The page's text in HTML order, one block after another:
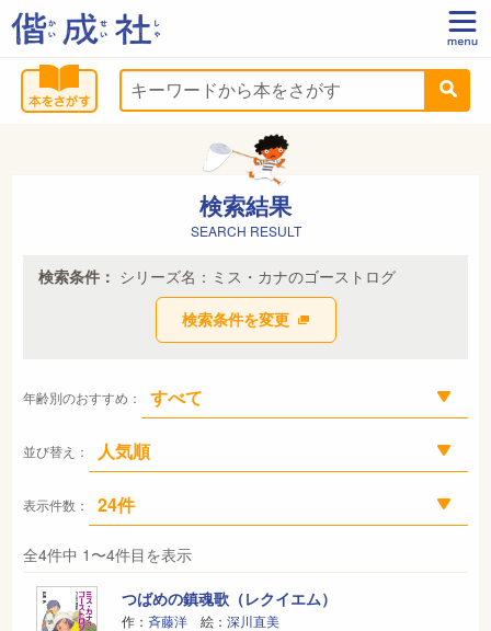
検索結果
SEARCH RESULT
検索条件： シリーズ名：ミス・カナのゴーストログ
検索条件を変更
年齢別のおすすめ：
並び替え：
表示件数：
全4件中 1〜4件目を表示
つばめの鎮魂歌（レクイエム）
作： 斉藤洋 絵： 深川直美